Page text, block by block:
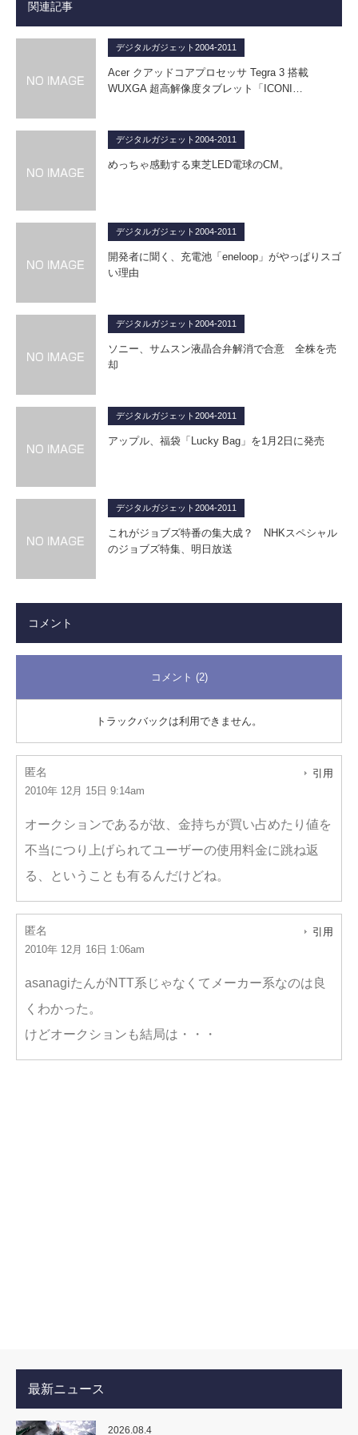
関連記事
デジタルガジェット2004-2011
Acer クアッドコアプロセッサ Tegra 3 搭載
WUXGA 超高解像度タブレット「ICONI…
デジタルガジェット2004-2011
めっちゃ感動する東芝LED電球のCM。
デジタルガジェット2004-2011
開発者に聞く、充電池「eneloop」がやっぱりスゴ
い理由
デジタルガジェット2004-2011
ソニー、サムスン液晶合弁解消で合意 全株を売
却
デジタルガジェット2004-2011
アップル、福袋「Lucky Bag」を1月2日に発売
デジタルガジェット2004-2011
これがジョブズ特番の集大成？ NHKスペシャル
のジョブズ特集、明日放送
コメント
コメント (2)
トラックバックは利用できません。
匿名
2010年 12月 15日 9:14am
引用
オークションであるが故、金持ちが買い占めたり値を
不当につり上げられてユーザーの使用料金に跳ね返
る、ということも有るんだけどね。
匿名
2010年 12月 16日 1:06am
引用
asanagiたんがNTT系じゃなくてメーカー系なのは良
くわかった。
けどオークションも結局は・・・
最新ニュース
2026.08.4